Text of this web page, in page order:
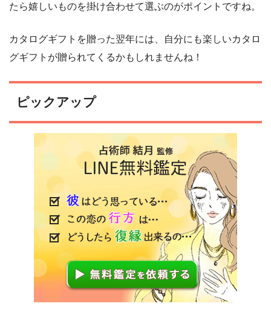
たら嬉しいものを掛け合わせて選ぶのがポイントですね。
カタログギフトを贈った翌年には、自分にも楽しいカタロ
グギフトが贈られてくるかもしれませんね！
ピックアップ